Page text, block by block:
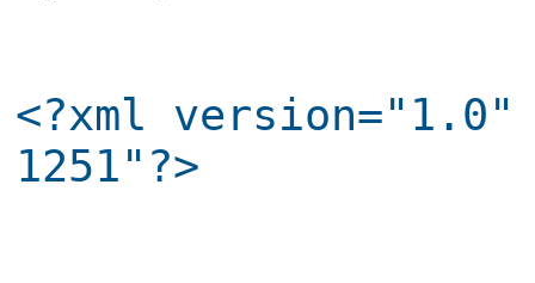
<?xml version="1.0"
1251"?>